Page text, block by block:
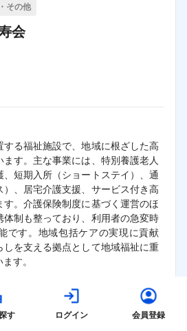
す ログイン 会員登録
その他
会
る福祉施設で、地域に根ざした高
す。主な事業には、特別養護老人
短期入所（ショートステイ）、通
）、居宅介護支援、サービス付き高
。介護保険制度に基づく運営のほ
制も整っており、利用者の急変時
です。地域包括ケアの実現に貢献
しを支える拠点として地域福祉に重
す。